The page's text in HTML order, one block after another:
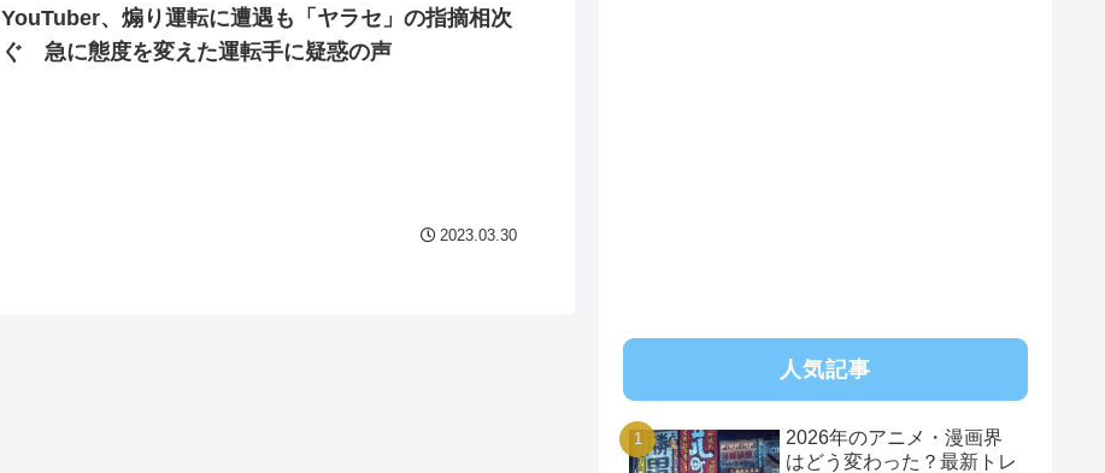
「本気で潰しにきてる」滝沢秀明の新オーディションが“まんまジャニーズ”とフ
ァン衝撃
YouTuber、煽り運転に遭遇も「ヤラセ」の指摘相次
ぐ 急に態度を変えた運転手に疑惑の声
2023.03.30
人気記事
2026年のアニメ・漫画界
はどう変わった？最新トレ